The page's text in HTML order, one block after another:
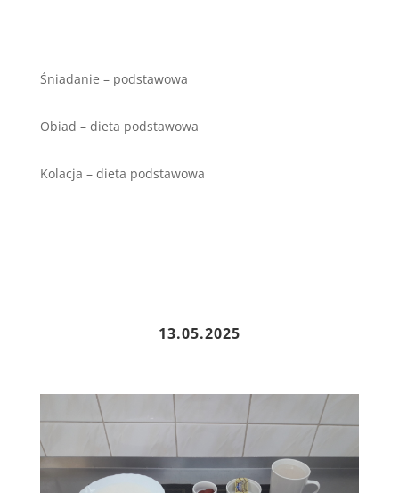
Śniadanie – podstawowa
Obiad – dieta podstawowa
Kolacja – dieta podstawowa
13.05.2025